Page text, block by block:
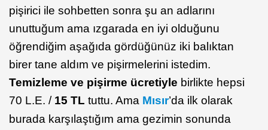
pişirici ile sohbetten sonra şu an adlarını
unuttuğum ama ızgarada en iyi olduğunu
öğrendiğim aşağıda gördüğünüz iki balıktan
birer tane aldım ve pişirmelerini istedim.
Temizleme ve pişirme ücretiyle birlikte hepsi
70 L.E. / 15 TL tuttu. Ama Mısır’da ilk olarak
burada karşılaştığım ama gezimin sonunda